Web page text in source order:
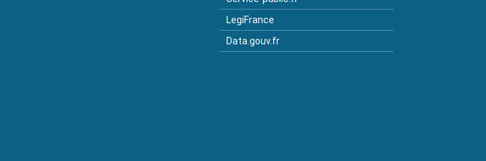
LegiFrance
Data.gouv.fr